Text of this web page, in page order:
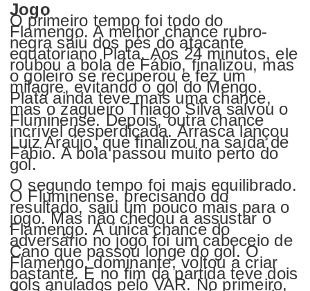
Jogo
O primeiro tempo foi todo do
Flamengo. A melhor chance rubro-
negra saiu dos pés do atacante
equatoriano Plata. Aos 24 minutos, ele
roubou a bola de Fábio, finalizou, mas
o goleiro se recuperou e fez um
milagre, evitando o gol do Mengo.
Plata ainda teve mais uma chance,
mas o zagueiro Thiago Silva salvou o
Fluminense. Depois, outra chance
incrível desperdiçada. Arrasca lançou
Luiz Araújo, que finalizou na saída de
Fábio. A bola passou muito perto do
gol.
O segundo tempo foi mais equilibrado.
O Fluminense, precisando do
resultado, saiu um pouco mais para o
jogo. Mas não chegou a assustar o
Flamengo. A única chance do
adversário no jogo foi um cabeceio de
Cano que passou longe do gol. O
Flamengo, dominante, voltou a criar
bastante. E no fim da partida teve dois
gols anulados pelo VAR. No primeiro,